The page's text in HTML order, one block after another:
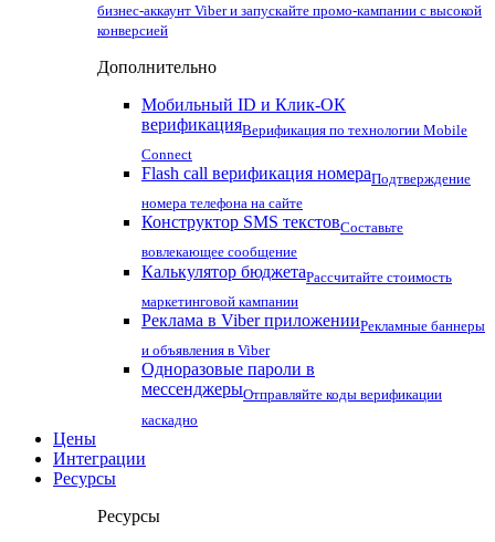
бизнес-аккаунт Viber и запускайте промо-кампании с высокой
конверсией
Дополнительно
Мобильный ID и Клик-ОК
верификацияВерификация по технологии Mobile
Connect
Flash call верификация номераПодтверждение
номера телефона на сайте
Конструктор SMS текстовСоставьте
вовлекающее сообщение
Калькулятор бюджетаРассчитайте стоимость
маркетинговой кампании
Реклама в Viber приложенииРекламные баннеры
и объявления в Viber
Одноразовые пароли в
мессенджерыОтправляйте коды верификации
каскадно
Цены
Интеграции
Ресурсы
Ресурсы